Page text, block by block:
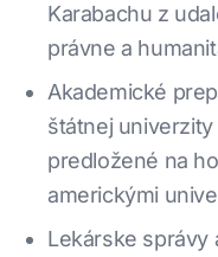
Karabachu z
právne a
Akademické
štátnej
predložené na
americkými
Lekárske správy